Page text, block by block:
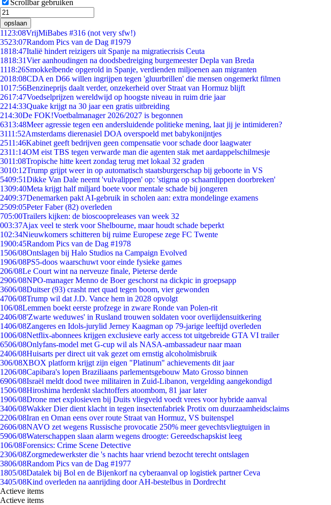
Scrollbar gebruiken
opslaan
11 23:08VrijMiBabes #316 (not very sfw!)
3523:07Random Pics van de Dag #1979
1818:47Italië hindert reizigers uit Spanje na migratiecrisis Ceuta
1818:31Vier aanhoudingen na doodsbedreiging burgemeester Depla van Breda
1118:26Smokkelbende opgerold in Spanje, verdienden miljoenen aan migranten
2018:08CDA en D66 willen ingrijpen tegen 'gluurbrillen' die mensen ongemerkt filmen
1017:56Benzineprijs daalt verder, onzekerheid over Straat van Hormuz blijft
2617:47Voedselprijzen wereldwijd op hoogste niveau in ruim drie jaar
2214:33Quake krijgt na 30 jaar een gratis uitbreiding
214:30De FOK!Voetbalmanager 2026/2027 is begonnen
6313:48Meer agressie tegen een andersluidende politieke mening, laat jij je intimideren?
3111:52Amsterdams dierenasiel DOA overspoeld met babykonijntjes
2511:46Kabinet geeft bedrijven geen compensatie voor schade door laagwater
2311:14OM eist TBS tegen verwarde man die agenten stak met aardappelschilmesje
3011:08Tropische hitte keert zondag terug met lokaal 32 graden
3010:12Trump grijpt weer in op automatisch staatsburgerschap bij geboorte in VS
5409:51Dikke Van Dale neemt 'vulvalippen' op: 'stigma op schaamlippen doorbreken'
1309:40Meta krijgt half miljard boete voor mentale schade bij jongeren
2409:37Denemarken pakt AI-gebruik in scholen aan: extra mondelinge examens
2509:05Peter Faber (82) overleden
705:00Trailers kijken: de bioscoopreleases van week 32
003:37Ajax veel te sterk voor Shelbourne, maar houdt schade beperkt
102:34Nieuwkomers schitteren bij ruime Europese zege FC Twente
1900:45Random Pics van de Dag #1978
1506/08Ontslagen bij Halo Studios na Campaign Evolved
1906/08PS5-doos waarschuwt voor einde fysieke games
206/08Le Court wint na nerveuze finale, Pieterse derde
2906/08NPO-manager Menno de Boer geschorst na dickpic in groepsapp
3606/08Duitser (93) crasht met quad tegen boom, vier gewonden
4706/08Trump wil dat J.D. Vance hem in 2028 opvolgt
106/08Lemmen boekt eerste profzege in zware Ronde van Polen-rit
2406/08'Zwarte weduwes' in Rusland trouwen soldaten voor overlijdensuitkering
1406/08Zangeres en Idols-jurylid Jerney Kaagman op 79-jarige leeftijd overleden
1006/08Netflix-abonnees krijgen exclusieve early access tot uitgebreide GTA VI trailer
6506/08Onlyfans-model met G-cup wil als NASA-ambassadeur naar maan
2406/08Huisarts per direct uit vak gezet om ernstig alcoholmisbruik
306/08XBOX platform krijgt zijn eigen "Platinum" achievements dit jaar
1206/08Capibara's lopen Braziliaans parlementsgebouw Mato Grosso binnen
6906/08Israël meldt dood twee militairen in Zuid-Libanon, vergelding aangekondigd
1506/08Hiroshima herdenkt slachtoffers atoombom, 81 jaar later
1906/08Drone met explosieven bij Duits vliegveld voedt vrees voor hybride aanval
3406/08Wakker Dier dient klacht in tegen insectenfabriek Protix om duurzaamheidsclaims
2206/08Iran en Oman eens over route Straat van Hormuz, VS buitenspel
2606/08NAVO zet wegens Russische provocatie 250% meer gevechtsvliegtuigen in
5906/08Waterschappen slaan alarm wegens droogte: Gereedschapskist leeg
106/08Forensics: Crime Scene Detective
2306/08Zorgmedewerkster die 's nachts haar vriend bezocht terecht ontslagen
3806/08Random Pics van de Dag #1977
1805/08Datalek bij Bol en de Bijenkorf na cyberaanval op logistiek partner Ceva
3405/08Kind overleden na aanrijding door AH-bestelbus in Dordrecht
Actieve items
Actieve items